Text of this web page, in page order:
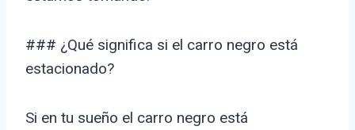
### ¿Qué significa si el carro negro está
estacionado?
Si en tu sueño el carro negro está